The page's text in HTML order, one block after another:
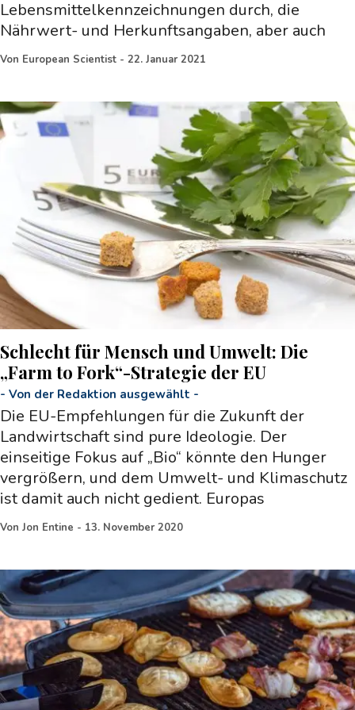
Lebensmittelkennzeichnungen durch, die
Nährwert- und Herkunftsangaben, aber auch
Von European Scientist - 22. Januar 2021
Schlecht für Mensch und Umwelt: Die
„Farm to Fork“-Strategie der EU
- Von der Redaktion ausgewählt -
Die EU-Empfehlungen für die Zukunft der
Landwirtschaft sind pure Ideologie. Der
einseitige Fokus auf „Bio“ könnte den Hunger
vergrößern, und dem Umwelt- und Klimaschutz
ist damit auch nicht gedient. Europas
Von Jon Entine - 13. November 2020